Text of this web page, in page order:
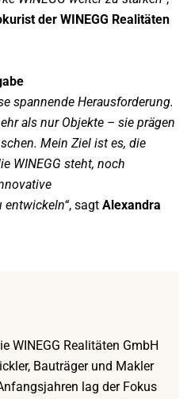
der WINEGG Realitäten
spannende Herausforderung.
als nur Objekte – sie prägen
Mein Ziel ist es, die
WINEGG steht, noch
, sagt Alexandra
WINEGG Realitäten GmbH
Bauträger und Makler
lag der Fokus